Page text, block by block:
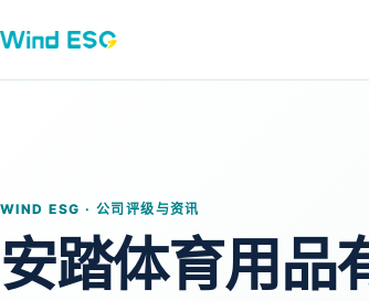
WIND ESG · 公司评级与资讯
安踏体育用品